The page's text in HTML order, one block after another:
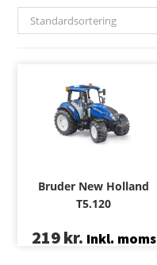
Standardsortering
Bruder New Holland
T5.120
219kr. Inkl. moms